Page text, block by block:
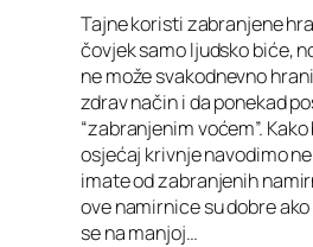
Tajne koristi zabranjene
čovjek samo ljudsko biće,
ne može svakodnevno
zdrav način i da ponekad
“zabranjenim voćem”.
osjećaj krivnje navodimo
imate od zabranjenih
ove namirnice su dobre
se na manjoj…